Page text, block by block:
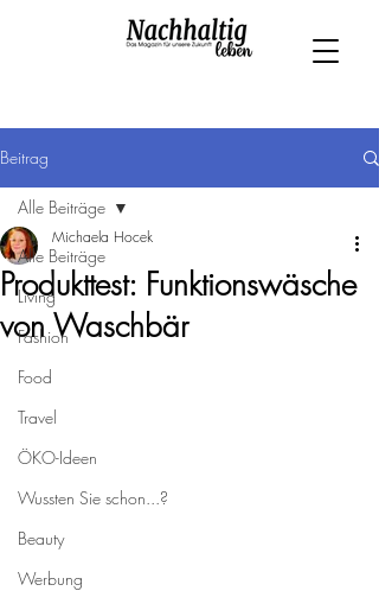
Beitrag
Alle Beiträge
Living
Fashion
Food
Travel
ÖKO-Ideen
Wussten Sie schon...?
Beauty
Werbung
Alle Beiträge
Produkttest: Funktionswäsche
von Waschbär
Michaela Hocek